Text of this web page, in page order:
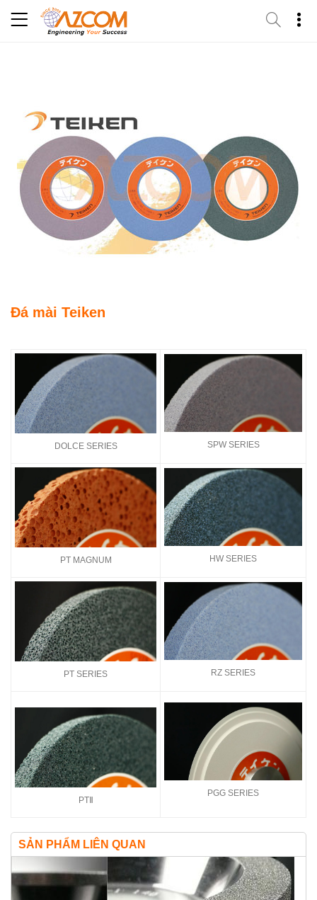
Đá mài Teiken
DOLCE SERIES SPW SERIES
PT MAGNUM HW SERIES
PT SERIES RZ SERIES
PTⅡ
PGG SERIES
SẢN PHẨM LIÊN QUAN